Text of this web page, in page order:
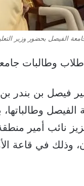
الفيصل بحضور وزير
وطالبات
فيصل بن بندر بن
نائب أمير
وذلك في قاعة